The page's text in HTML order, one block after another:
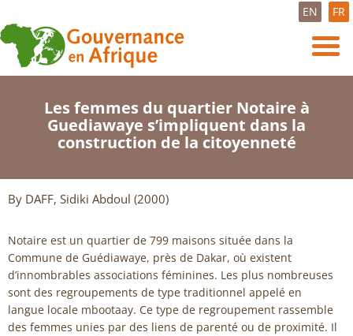
EN FR
Les femmes du quartier Notaire à
Guediawaye s’impliquent dans la
construction de la citoyenneté
By DAFF, Sidiki Abdoul (2000)
Notaire est un quartier de 799 maisons située dans la
Commune de Guédiawaye, près de Dakar, où existent
d’innombrables associations féminines. Les plus nombreuses
sont des regroupements de type traditionnel appelé en
langue locale mbootaay. Ce type de regroupement rassemble
des femmes unies par des liens de parenté ou de proximité. Il